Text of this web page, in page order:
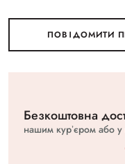
ПОВІДОМИТИ
Безкоштовна
нашим курʼєром або